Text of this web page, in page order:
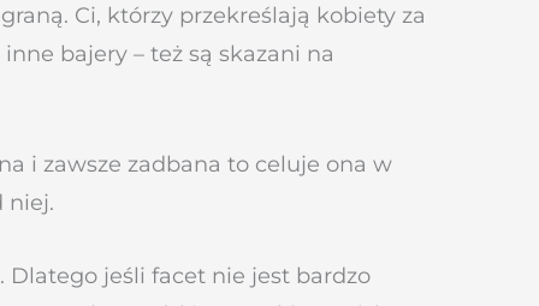
Ci, którzy przekreślają kobiety za
bajery – też są skazani na
i zawsze zadbana to celuje ona w
niej.
Dlatego jeśli facet nie jest bardzo